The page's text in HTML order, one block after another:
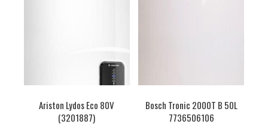
Ariston Lydos Eco 80V
(3201887)
Bosch Tronic 2000T B 50L
7736506106